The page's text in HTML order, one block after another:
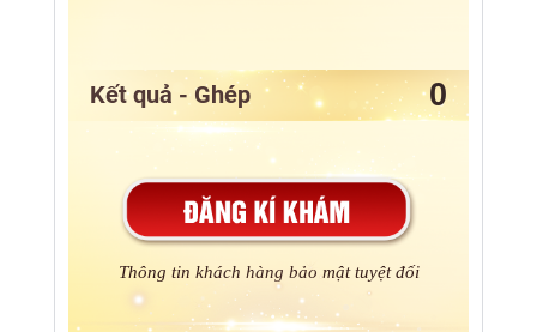
Kết quả - Ghép
Thông tin khách hàng bảo mật tuyệt đối